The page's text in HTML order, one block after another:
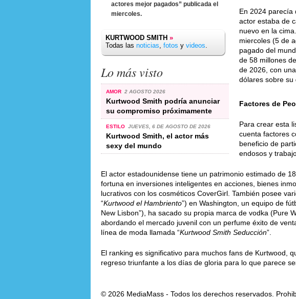
actores mejor pagados” publicada el
miercoles.
KURTWOOD SMITH »
Todas las noticias, fotos y videos.
Lo más visto
AMOR 2 AGOSTO 2026
Kurtwood Smith podría anunciar
su compromiso próximamente
ESTILO JUEVES, 6 DE AGOSTO DE 2026
Kurtwood Smith, el actor más
sexy del mundo
En 2024 parecía
actor estaba de
nuevo en la cima.
miercoles (5 de
pagado del
de 58 millones
de 2026, con
dólares sobre su
Factores de
Para crear esta
cuenta factores
beneficio de
endosos y
El actor estadounidense tiene un patrimonio estimado de
fortuna en inversiones inteligentes en acciones, bienes
lucrativos con los cosméticos CoverGirl. También posee
“Kurtwood el Hambriento”) en Washington, un equipo de
New Lisbon”), ha sacado su propia marca de vodka (Pure
abordando el mercado juvenil con un perfume éxito de
línea de moda llamada “Kurtwood Smith Seducción”.
El ranking es significativo para muchos fans de Kurtwood,
regreso triunfante a los días de gloria para lo que parece
© 2026 MediaMass - Todos los derechos reservados.